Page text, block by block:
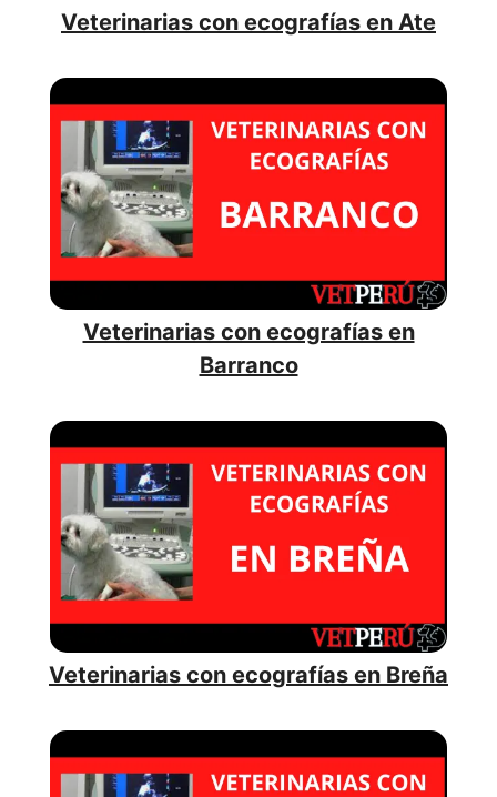
Veterinarias con ecografías en Ate
Veterinarias con ecografías en
Barranco
Veterinarias con ecografías en Breña